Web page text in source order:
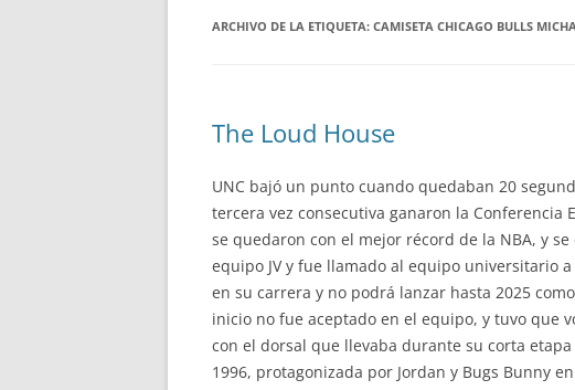
ARCHIVO DE LA ETIQUETA: CAMISETA CHICAGO BULLS
The Loud House
UNC bajó un punto cuando quedaban 20
tercera vez consecutiva ganaron la Conferencia
se quedaron con el mejor récord de la NBA, y
equipo JV y fue llamado al equipo universitario
en su carrera y no podrá lanzar hasta 2025
inicio no fue aceptado en el equipo, y tuvo que
con el dorsal que llevaba durante su corta
1996, protagonizada por Jordan y Bugs Bunny